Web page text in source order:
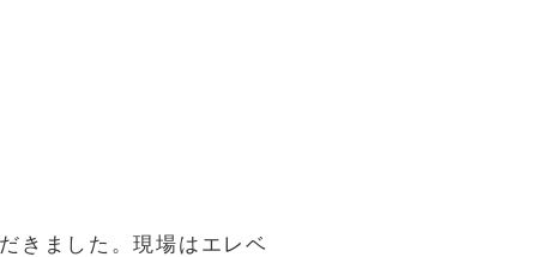
きました。現場はエレベ